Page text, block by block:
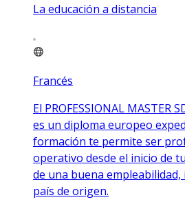
La educación a distancia
Francés
El PROFESSIONAL MASTER
es un diploma europeo
formación te permite ser
operativo desde el inicio de
de una buena
país de origen.